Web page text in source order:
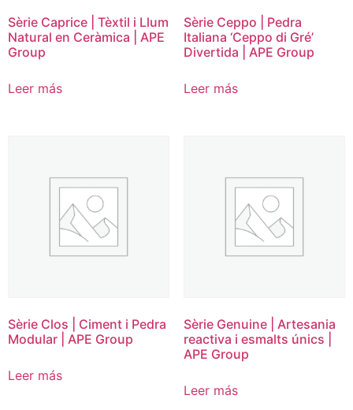
Sèrie Caprice | Tèxtil i Llum
Natural en Ceràmica | APE
Group
Leer más
Sèrie Ceppo | Pedra
Italiana ‘Ceppo di Gré’
Divertida | APE Group
Leer más
Sèrie Clos | Ciment i Pedra
Modular | APE Group
Leer más
Sèrie Genuine | Artesania
reactiva i esmalts únics |
APE Group
Leer más